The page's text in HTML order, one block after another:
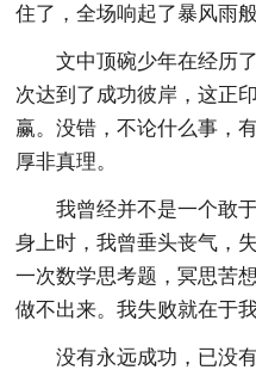
住了，全场响起了暴风雨般
文中顶碗少年在经历
次达到了成功彼岸，这正
赢。没错，不论什么事，
厚非真理。
我曾经并不是一个敢
身上时，我曾垂头丧气，
一次数学思考题，冥思苦
做不出来。我失败就在于
没有永远成功，已没